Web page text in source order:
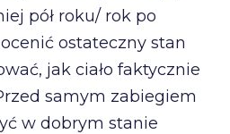
pół roku/ rok po
ostateczny stan
jak ciało faktycznie
samym zabiegiem
w dobrym stanie